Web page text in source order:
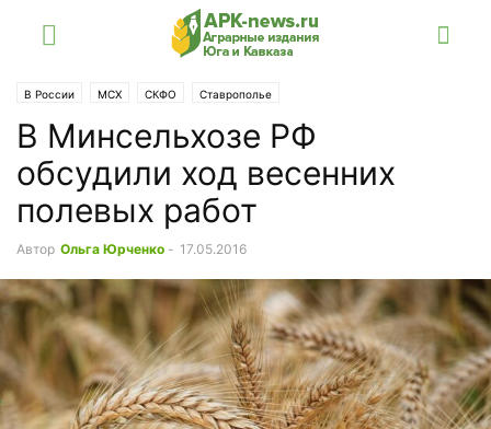
В России МСХ СКФО Ставрополье
В Минсельхозе РФ
обсудили ход весенних
полевых работ
Автор Ольга Юрченко - 17.05.2016